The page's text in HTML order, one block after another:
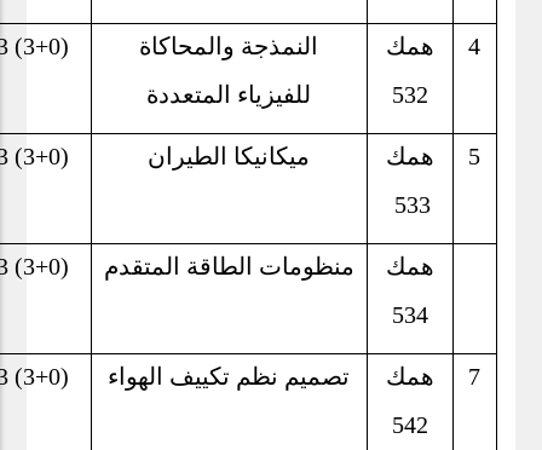
4
همك
532
النمذجة والمحاكاة
للفيزياء المتعددة
(3+0)
5
همك
533
ميكانيكا الطيران (3+0)
همك
534
منظومات الطاقة المتقدم (3+0)
7
همك
542
تصميم نظم تكييف الهواء (3+0)